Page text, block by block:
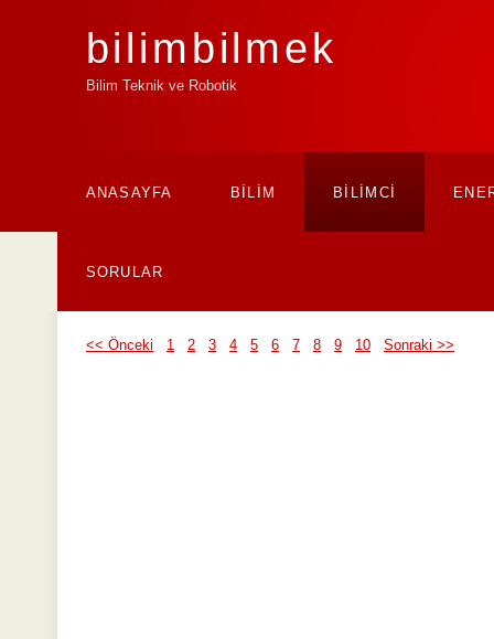
bilimbilmek
Bilim Teknik ve Robotik
ANASAYFA BİLİM BİLİMCİ
SORULAR
<< Önceki 1 2 3 4 5 6 7 8 9 10 Sonraki >>